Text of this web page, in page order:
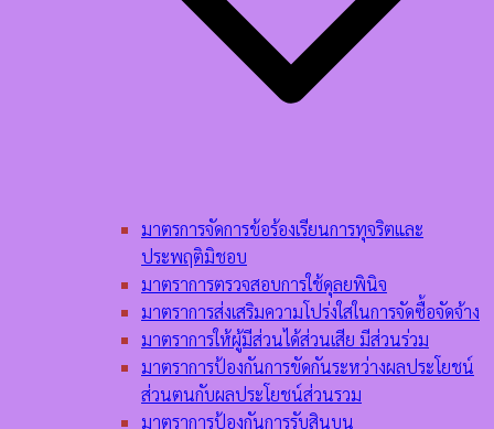
มาตรการจัดการข้อร้องเรียนการทุจริตและ
ประพฤติมิชอบ
มาตราการตรวจสอบการใช้ดุลยพินิจ
มาตราการส่งเสริมความโปร่งใสในการจัดซื้อจัดจ้าง
มาตราการให้ผู้มีส่วนได้ส่วนเสีย มีส่วนร่วม
มาตราการป้องกันการขัดกันระหว่างผลประโยชน์
ส่วนตนกับผลประโยชน์ส่วนรวม
มาตราการป้องกันการรับสินบน